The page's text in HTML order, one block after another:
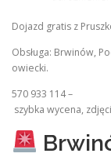
Dojazd gratis z
Obsługa: Brwinów,
owiecki.
570 933 114 –
szybka wycena,